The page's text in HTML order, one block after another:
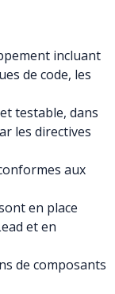
incluant
de code, les
testable, dans
les directives
aux
en place
et en
de composants